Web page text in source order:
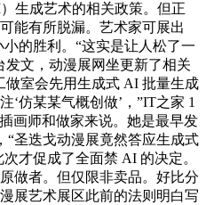
生成艺术的相关政策。但正
能有所脱漏。艺术家可展出
的胜利。“这实是让人松了一
发文，动漫展网坐更新了相关
做室会先用生成式 AI 批量生成
‘仿某某气概创做’，”IT之家 1
画师和做家来说。她是最早发
圣迭戈动漫展竟然答应生成式
才促成了全面禁 AI 的决定。
做者。但仅限非卖品。好比分
展艺术展区此前的法则明白写